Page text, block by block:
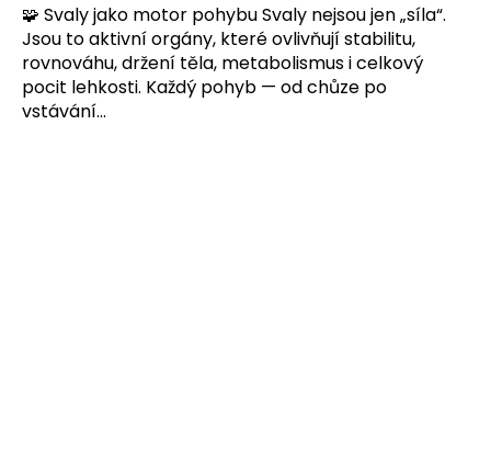
🧩 Svaly jako motor pohybu Svaly nejsou jen „síla“.
Jsou to aktivní orgány, které ovlivňují stabilitu,
rovnováhu, držení těla, metabolismus i celkový
pocit lehkosti. Každý pohyb — od chůze po
vstávání...